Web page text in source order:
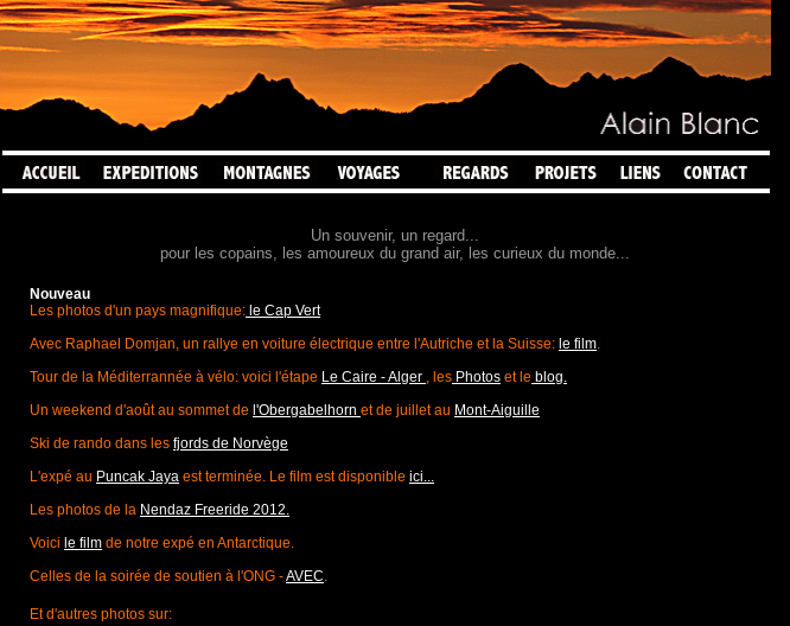
Un souvenir, un regard...
pour les copains, les amoureux du grand air, les curieux du monde...
Nouveau
Les photos d'un pays magnifique: le Cap Vert
Avec Raphael Domjan, un rallye en voiture électrique entre l'Autriche et la Suisse: le film.
Tour de la Méditerrannée à vélo: voici l'étape Le Caire - Alger , les Photos et le blog.
Un weekend d'août au sommet de l'Obergabelhorn et de juillet au Mont-Aiguille
Ski de rando dans les fjords de Norvège
L'expé au Puncak Jaya est terminée. Le film est disponible ici...
Les photos de la Nendaz Freeride 2012.
Voici le film de notre expé en Antarctique.
Celles de la soirée de soutien à l'ONG -AVEC.
Et d'autres photos sur: